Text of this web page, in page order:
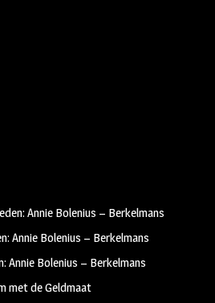
Annie Bolenius – Berkelmans
Annie Bolenius – Berkelmans
Annie Bolenius – Berkelmans
met de Geldmaat